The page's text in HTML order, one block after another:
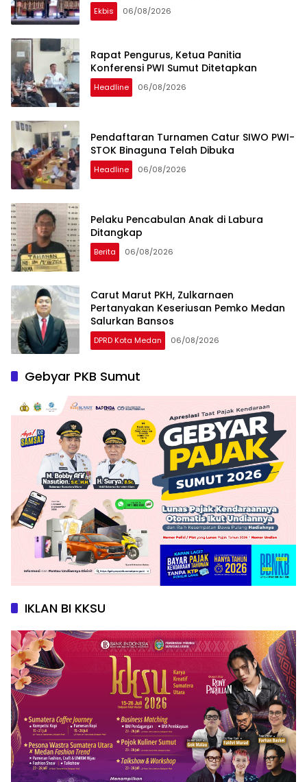
Ekbis 06/08/2026
Rapat Pengurus, Ketua Panitia
Konferensi PWI Sumut Ditetapkan
Headline 06/08/2026
Pendaftaran Turnamen Catur SIWO PWI-
STOK Binaguna Telah Dibuka
Headline 06/08/2026
Pelaku Pencabulan Anak di Labura
Ditangkap
Berita 06/08/2026
Carut Marut PKH, Zulkarnaen
Pertanyakan Keseriusan Pemko Medan
Salurkan Bansos
DPRD Kota Medan 06/08/2026
Gebyar PKB Sumut
IKLAN BI KKSU